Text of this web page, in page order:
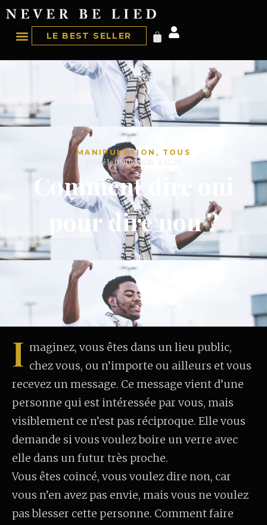
LE BEST SELLER
MANIPULATION , TOUS
Publié le 05/04/2014 à 21:20
Comment dire oui
pour dire non ?
I maginez, vous êtes dans un lieu public,
chez vous, ou n’importe ou ailleurs et vous
recevez un message. Ce message vient d’une
personne qui est intéressée par vous, mais
visiblement ce n’est pas réciproque. Elle vous
demande si vous voulez boire un verre avec
elle dans un futur très proche.
Vous êtes coincé, vous voulez dire non, car
vous n’en avez pas envie, mais vous ne voulez
pas blesser cette personne. Comment faire